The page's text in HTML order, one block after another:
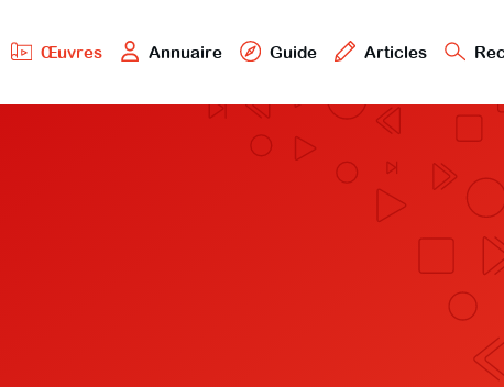
Œuvres Annuaire Guide Articles